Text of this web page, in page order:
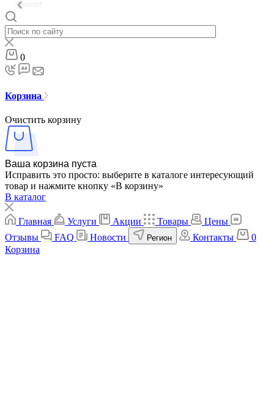
0
Корзина
Очистить корзину
Ваша корзина пуста
Исправить это просто: выберите в каталоге интересующий
товар и нажмите кнопку «В корзину»
В каталог
Главная Услуги Акции Товары
Цены
Отзывы
FAQ Новости Регион Контакты
0
Корзина